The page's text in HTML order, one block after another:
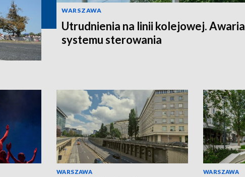
WARSZAWA
Utrudnienia na linii kolejowej. Awaria
systemu sterowania
WARSZAWA WARSZAWA